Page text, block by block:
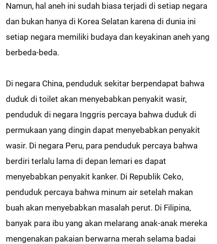
Namun, hal aneh ini sudah biasa terjadi di setiap negara
dan bukan hanya di Korea Selatan karena di dunia ini
setiap negara memiliki budaya dan keyakinan aneh yang
berbeda-beda.
Di negara China, penduduk sekitar berpendapat bahwa
duduk di toilet akan menyebabkan penyakit wasir,
penduduk di negara Inggris percaya bahwa duduk di
permukaan yang dingin dapat menyebabkan penyakit
wasir. Di negara Peru, para penduduk percaya bahwa
berdiri terlalu lama di depan lemari es dapat
menyebabkan penyakit kanker. Di Republik Ceko,
penduduk percaya bahwa minum air setelah makan
buah akan menyebabkan masalah perut. Di Filipina,
banyak para ibu yang akan melarang anak-anak mereka
mengenakan pakaian berwarna merah selama badai